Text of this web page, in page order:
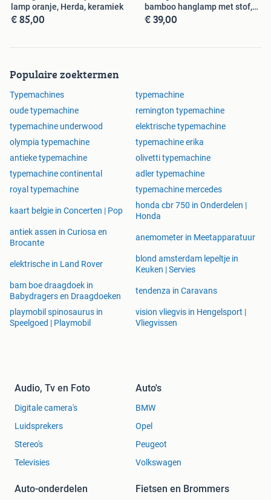
lamp oranje, Herda, keramiek
€ 85,00
bamboo hanglamp met stof,
retro
€ 39,00
Populaire zoektermen
Typemachines
typemachine
oude typemachine
remington typemachine
typemachine underwood
elektrische typemachine
olympia typemachine
typemachine erika
antieke typemachine
olivetti typemachine
typemachine continental
adler typemachine
royal typemachine
typemachine mercedes
kaart belgie in Concerten | Pop
honda cbr 750 in Onderdelen |
Honda
antiek assen in Curiosa en
Brocante
anemometer in Meetapparatuur
elektrische in Land Rover
blond amsterdam lepeltje in
Keuken | Servies
bam boe draagdoek in
Babydragers en Draagdoeken
tendenza in Caravans
playmobil spinosaurus in
Speelgoed | Playmobil
vision vliegvis in Hengelsport |
Vliegvissen
Audio, Tv en Foto
Digitale camera's
Luidsprekers
Stereo's
Televisies
Auto's
BMW
Opel
Peugeot
Volkswagen
Auto-onderdelen Fietsen en Brommers